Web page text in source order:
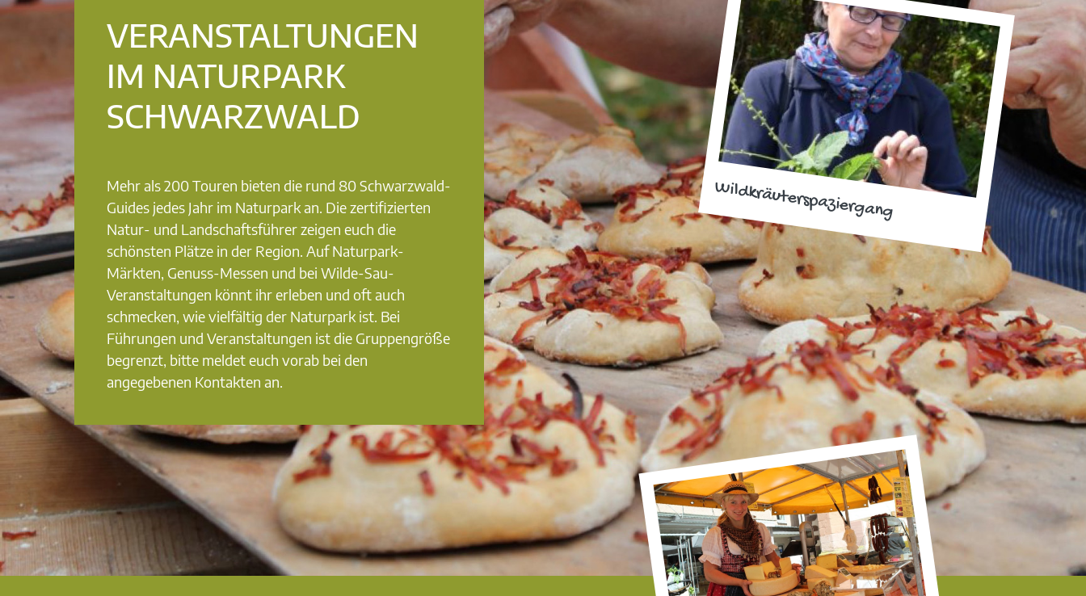
Wildkräuterspaziergang
VERANSTALTUNGEN
IM NATURPARK
SCHWARZWALD
Mehr als 200 Touren bieten die rund 80 Schwarzwald-
Guides jedes Jahr im Naturpark an. Die zertifizierten
Natur- und Landschaftsführer zeigen euch die
schönsten Plätze in der Region. Auf Naturpark-
Märkten, Genuss-Messen und bei Wilde-Sau-
Veranstaltungen könnt ihr erleben und oft auch
schmecken, wie vielfältig der Naturpark ist. Bei
Führungen und Veranstaltungen ist die Gruppengröße
begrenzt, bitte meldet euch vorab bei den
angegebenen Kontakten an.